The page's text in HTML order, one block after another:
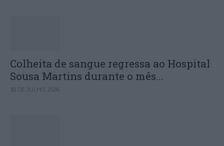
Colheita de sangue regressa ao Hospital
Sousa Martins durante o mês...
30 DE JULHO, 2026